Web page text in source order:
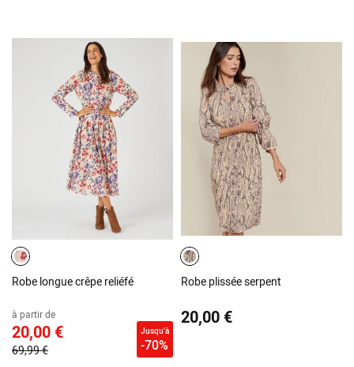
Robe longue crêpe reliéfé
à partir de
20,00 €
69,99 €
Jusqu'à
-70%
Robe plissée serpent
20,00 €